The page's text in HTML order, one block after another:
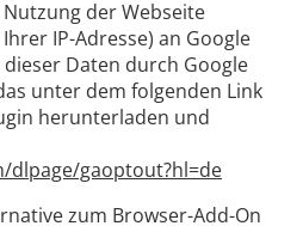
der Webseite
IP-Adresse) an Google
Daten durch Google
unter dem folgenden Link
herunterladen und
dlpage/gaoptout?hl=de
zum Browser-Add-On